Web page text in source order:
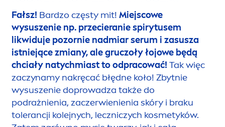
dermatologa! Systematyczne leczenie
połączone z odpowiednimi kosmetykami daje
oczekiwaną poprawę i zabezpieczy Cię przed
zostającymi na długie lata przebarwieniami czy
bliznami. O metodach leczenia trądziku
przeczytasz na końcu tego artykułu.
CZY NAJLEPSZĄ METODĄ WALKI Z
TRĄDZIKIEM POSPOLITYM JEST